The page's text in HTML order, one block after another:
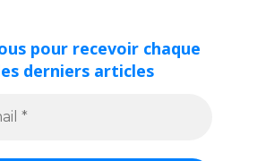
pour recevoir chaque
derniers articles